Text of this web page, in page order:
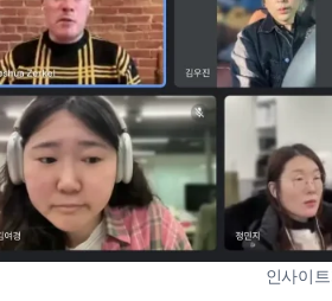
인사이